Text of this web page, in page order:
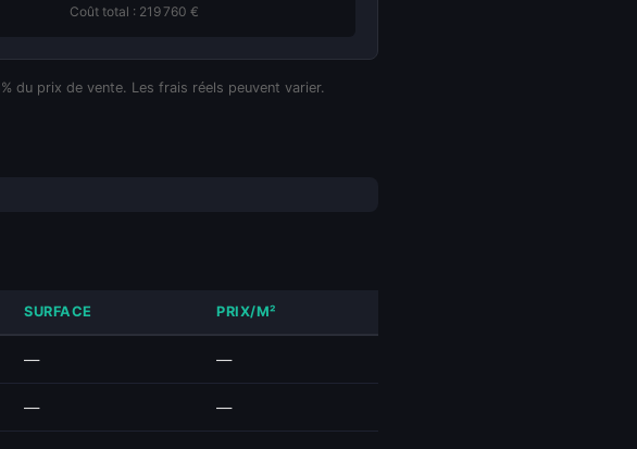
Coût total : 219 760 €
du prix de vente. Les frais réels peuvent varier.
SURFACE PRIX/M²
— —
— —